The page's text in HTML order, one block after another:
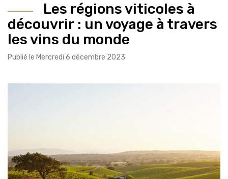
Les régions viticoles à
découvrir : un voyage à travers
les vins du monde
Publié le Mercredi 6 décembre 2023